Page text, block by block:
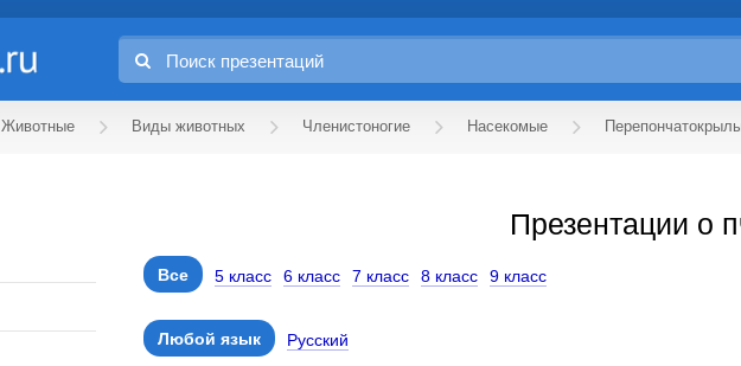
Животные Виды животных Членистоногие Насекомые
Презентации о
Все 5 класс 6 класс 7 класс 8 класс 9 класс
Любой язык Русский